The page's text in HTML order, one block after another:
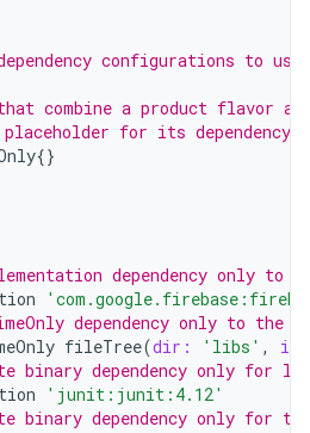
configurations to
combine a product flavor
for its dependency
{}
dependency only
dependency only to the
fileTree(dir: 'libs' ,
binary dependency only for
'junit:junit:4.12'
binary dependency only for